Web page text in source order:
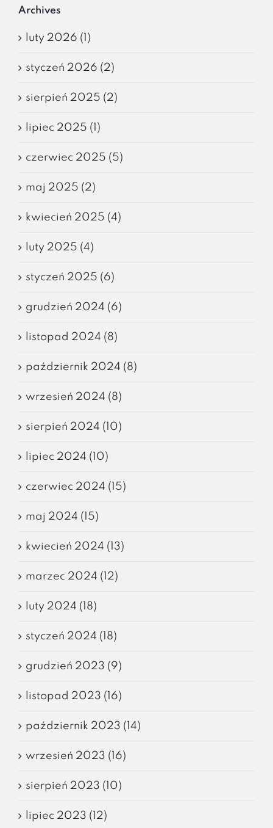
Archives
luty 2026 (1)
styczeń 2026 (2)
sierpień 2025 (2)
lipiec 2025 (1)
czerwiec 2025 (5)
maj 2025 (2)
kwiecień 2025 (4)
luty 2025 (4)
styczeń 2025 (6)
grudzień 2024 (6)
listopad 2024 (8)
październik 2024 (8)
wrzesień 2024 (8)
sierpień 2024 (10)
lipiec 2024 (10)
czerwiec 2024 (15)
maj 2024 (15)
kwiecień 2024 (13)
marzec 2024 (12)
luty 2024 (18)
styczeń 2024 (18)
grudzień 2023 (9)
listopad 2023 (16)
październik 2023 (14)
wrzesień 2023 (16)
sierpień 2023 (10)
lipiec 2023 (12)